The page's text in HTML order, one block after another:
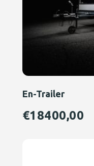
En-Trailer
€18400,00